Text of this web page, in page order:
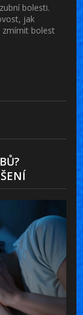
bolesti.
jak
zmírnit bolest